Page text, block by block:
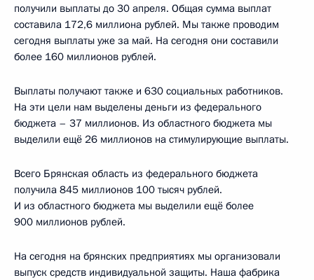
получили выплаты до 30 апреля. Общая сумма выплат
составила 172,6 миллиона рублей. Мы также проводим
сегодня выплаты уже за май. На сегодня они составили
более 160 миллионов рублей.
Выплаты получают также и 630 социальных работников.
На эти цели нам выделены деньги из федерального
бюджета – 37 миллионов. Из областного бюджета мы
выделили ещё 26 миллионов на стимулирующие выплаты.
Всего Брянская область из федерального бюджета
получила 845 миллионов 100 тысяч рублей.
И из областного бюджета мы выделили ещё более
900 миллионов рублей.
На сегодня на брянских предприятиях мы организовали
выпуск средств индивидуальной защиты. Наша фабрика